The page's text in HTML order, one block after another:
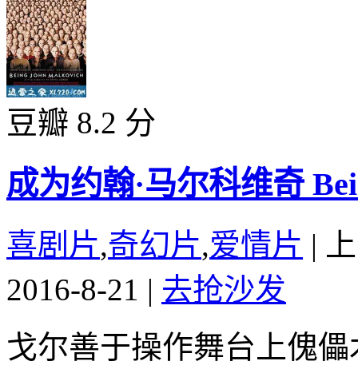
豆瓣 8.2 分
成为约翰·马尔科维奇
喜剧片,奇幻片,爱情片 |
2016-8-21 | 去抢沙发
戈尔善于操作舞台上傀